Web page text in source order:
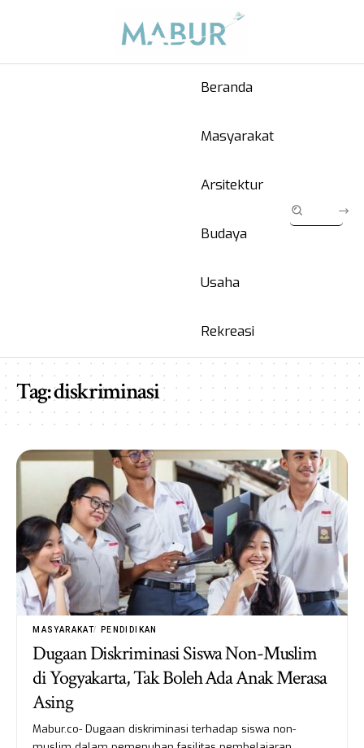
Beranda
Masyarakat
Arsitektur
Budaya
Usaha
Rekreasi
Tag:diskriminasi
MASYARAKAT PENDIDIKAN
Dugaan Diskriminasi Siswa Non-Muslim
di Yogyakarta, Tak Boleh Ada Anak Merasa
Asing
Mabur.co- Dugaan diskriminasi terhadap siswa non-